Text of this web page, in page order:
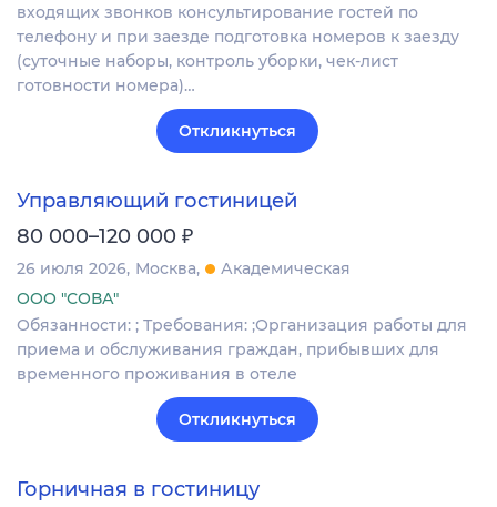
входящих звонков консультирование гостей по
телефону и при заезде подготовка номеров к заезду
(суточные наборы, контроль уборки, чек-лист
готовности номера)…
Откликнуться
Управляющий гостиницей
80 000–120 000 ₽
26 июля 2026 Москва
Академическая
ООО "СОВА"
Обязанности: ; Требования: ;Организация работы для
приема и обслуживания граждан, прибывших для
временного проживания в отеле
Откликнуться
Горничная в гостиницу